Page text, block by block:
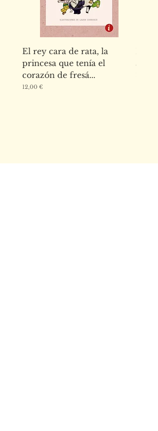
El rey cara de rata, la
princesa que tenía el
corazón de fresá...
Precio
12,00 €
El